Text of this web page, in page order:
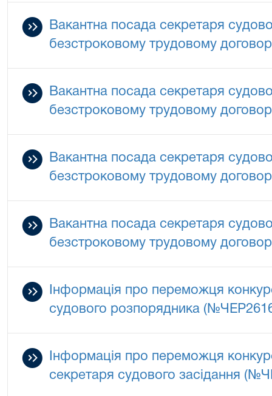
Вакантна посада секретаря
безстроковому трудовому
Вакантна посада секретаря
безстроковому трудовому
Вакантна посада секретаря
безстроковому трудовому
Вакантна посада секретаря
безстроковому трудовому
Інформація про переможця
судового розпорядника
Інформація про переможця
секретаря судового засідання